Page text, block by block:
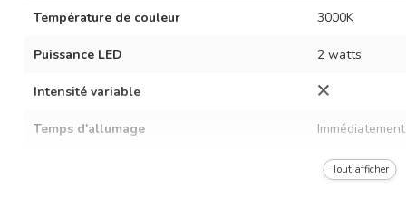
Température de couleur 3000K
Puissance LED 2 watts
Intensité variable
Temps d'allumage
120°Tout afficher